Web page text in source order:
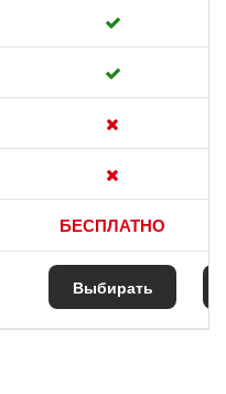
БЕСПЛАТНО
Выбирать